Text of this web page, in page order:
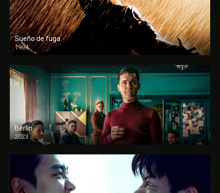
Sueño de fuga
1994
FULL HD
Berlín
2023